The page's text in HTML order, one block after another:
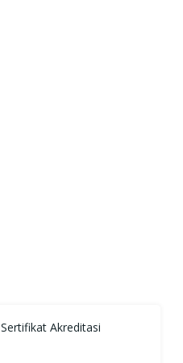
Sertifikat Akreditasi